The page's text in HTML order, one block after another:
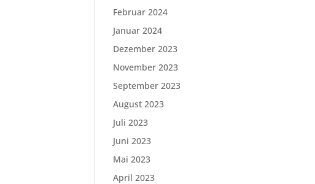
Februar 2024
Januar 2024
Dezember 2023
November 2023
September 2023
August 2023
Juli 2023
Juni 2023
Mai 2023
April 2023